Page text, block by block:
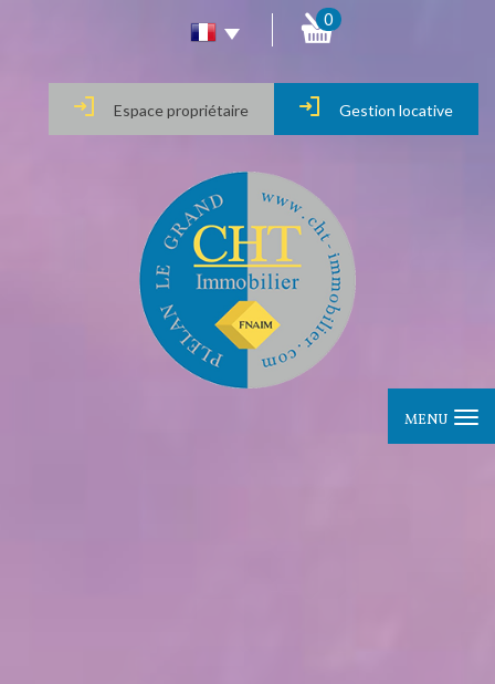
0
Gestion locative
Espace propriétaire
MENU